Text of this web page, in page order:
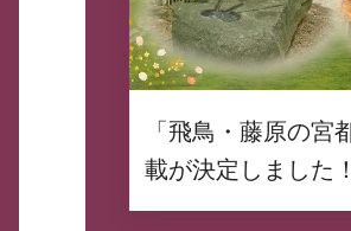
「飛鳥・藤原の
載が決定しました！